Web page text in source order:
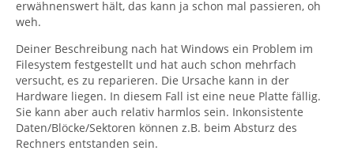
erwähnenswert hält, das kann ja schon mal passieren, oh
weh.
Deiner Beschreibung nach hat Windows ein Problem im
Filesystem festgestellt und hat auch schon mehrfach
versucht, es zu reparieren. Die Ursache kann in der
Hardware liegen. In diesem Fall ist eine neue Platte fällig.
Sie kann aber auch relativ harmlos sein. Inkonsistente
Daten/Blöcke/Sektoren können z.B. beim Absturz des
Rechners entstanden sein.